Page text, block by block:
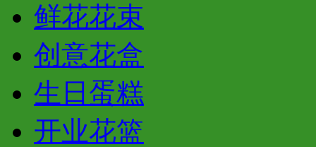
鲜花花束
创意花盒
生日蛋糕
开业花篮